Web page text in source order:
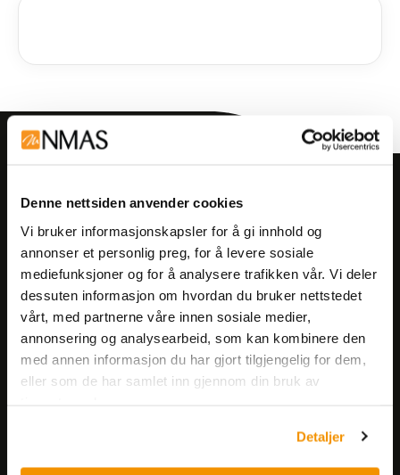
Denne nettsiden anvender cookies
Vi bruker informasjonskapsler for å gi innhold og
annonser et personlig preg, for å levere sosiale
mediefunksjoner og for å analysere trafikken vår. Vi deler
dessuten informasjon om hvordan du bruker nettstedet
vårt, med partnerne våre innen sosiale medier,
annonsering og analysearbeid, som kan kombinere den
med annen informasjon du har gjort tilgjengelig for dem,
eller som de har samlet inn gjennom din bruk av
Detaljer
Meld deg på vårt nyhetsbrev!
arrangementer og kampanjer.
Meld på nyhetsbrev